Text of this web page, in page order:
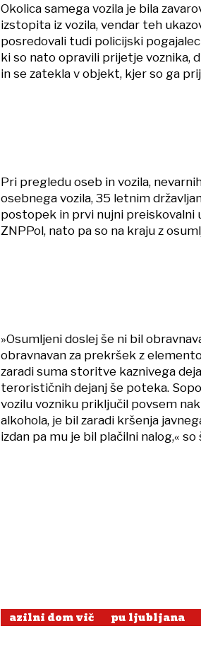
Okolica samega vozila je bila
izstopita iz vozila, vendar teh
posredovali tudi policijski
ki so nato opravili prijetje voznika,
in se zatekla v objekt, kjer so ga
Pri pregledu oseb in vozila,
osebnega vozila, 35 letnim
postopek in prvi nujni preiskovalni
ZNPPol, nato pa so na kraju z
»Osumljeni doslej še ni bil
obravnavan za prekršek z
zaradi suma storitve kaznivega
terorističnih dejanj še poteka.
vozilu vozniku priključil povsem
alkohola, je bil zaradi kršenja
izdan pa mu je bil plačilni nalog,«
azilni dom vič pu ljubljana